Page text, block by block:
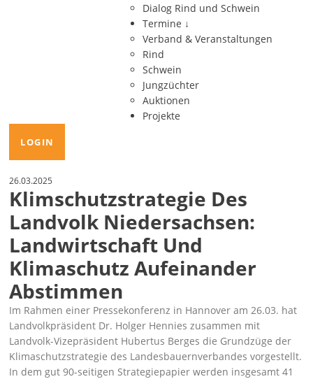
Dialog Rind und Schwein
Termine ↓
Verband & Veranstaltungen
Rind
Schwein
Jungzüchter
Auktionen
Projekte
LOGIN
26.03.2025
Klimschutzstrategie Des
Landvolk Niedersachsen:
Landwirtschaft Und
Klimaschutz Aufeinander
Abstimmen
Im Rahmen einer Pressekonferenz in Hannover am 26.03. hat
Landvolkpräsident Dr. Holger Hennies zusammen mit
Landvolk-Vizepräsident Hubertus Berges die Grundzüge der
Klimaschutzstrategie des Landesbauernverbandes vorgestellt.
In dem gut 90-seitigen Strategiepapier werden insgesamt 41